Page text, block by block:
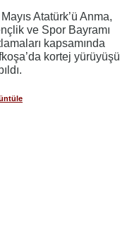
Atatürk’ü Anma,
ve Spor Bayramı
kapsamında
kortej yürüyüşü